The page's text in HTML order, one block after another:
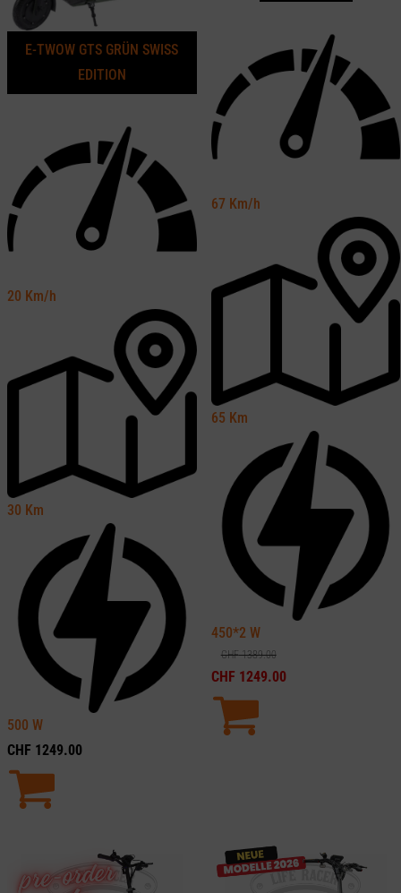
E-TWOW GTS GRÜN SWISS
EDITION
20 Km/h
30 Km
500 W
CHF 1249.00
67 Km/h
65 Km
450*2W
CHF1389.00
CHF 1249.00